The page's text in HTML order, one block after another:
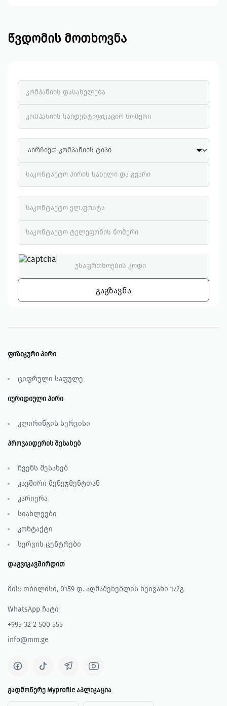
წვდომის მოთხოვნა
ᲒᲐᲒᲖᲐᲕᲜᲐ
ფიზიკური პირი
ციფრული საფულე
იურიდიული პირი
კლირინგის სერვისი
პროვაიდერის შესახებ
ჩვენს შესახებ
კავშირი მენეჯმენტთან
კარიერა
სიახლეები
კონტაქტი
სერვის ცენტრები
დაგვიკავშირდით
მის: თბილისი, 0159 დ. აღმაშენებლის ხეივანი 172გ
WhatsApp ჩატი
+995 32 2 500 555
info@mm.ge
გადმოწერე Myprofile აპლიკაცია